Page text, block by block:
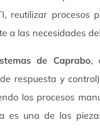
reutilizar procesos
a las necesidades
de Caprabo,
respuesta y
los procesos
es una de las